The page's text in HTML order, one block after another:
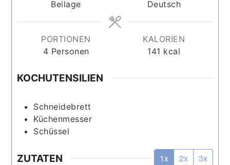
Beilage Deutsch
PORTIONEN
4 Personen
KALORIEN
141 kcal
KOCHUTENSILIEN
Schneidebrett
Küchenmesser
Schüssel
ZUTATEN 1x 2x 3x